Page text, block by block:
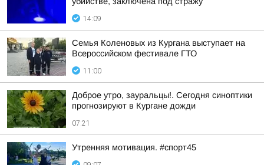
14:09
Семья Коленовых из Кургана выступает на
Всероссийском фестивале ГТО
11:00
Доброе утро, зауральцы!. Сегодня синоптики
прогнозируют в Кургане дожди
07:21
Утренняя мотивация. #спорт45